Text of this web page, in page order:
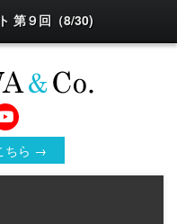
第９回（8/30)
ちら →